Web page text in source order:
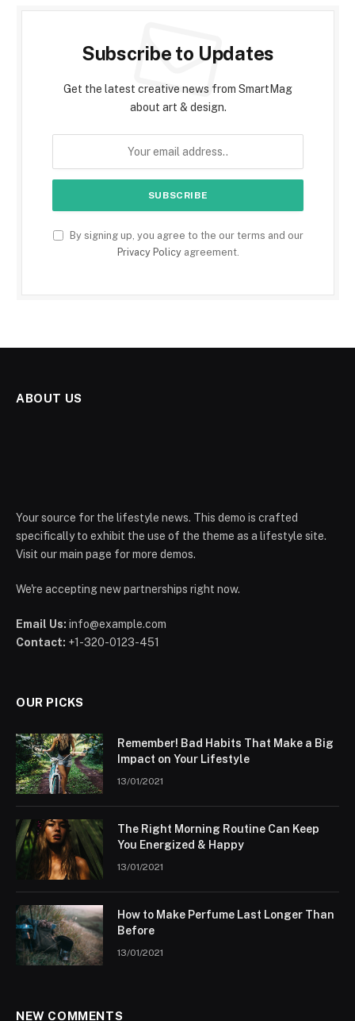
Subscribe to Updates
Get the latest creative news from SmartMag
about art & design.
By signing up, you agree to the our terms and our
Privacy Policyagreement.
ABOUT US
Your source for the lifestyle news. This demo is crafted
specifically to exhibit the use of the theme as a lifestyle site.
Visit our main page for more demos.
We're accepting new partnerships right now.
Email Us: info@example.com
Contact: +1-320-0123-451
OUR PICKS
Remember! Bad Habits That Make a Big
Impact on Your Lifestyle
13/01/2021
The Right Morning Routine Can Keep
You Energized & Happy
13/01/2021
How to Make Perfume Last Longer Than
Before
13/01/2021
NEW COMMENTS